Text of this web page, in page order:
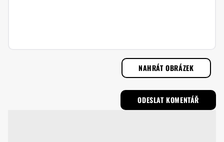
NAHRÁT OBRÁZEK